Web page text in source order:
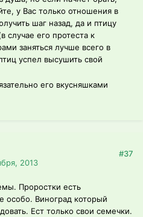
у Вас только отношения в
шаг назад, да и птицу
случае его протеста к
заняться лучше всего в
успел высушить свой
его вкусняшками
2013
#37
Проростки есть
особо. Виноград который
Ест только свои семечки.